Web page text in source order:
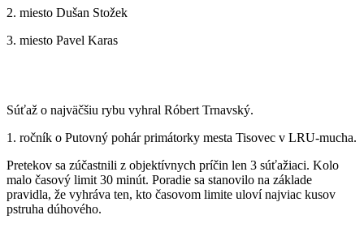
2. miesto Dušan Stožek
3. miesto Pavel Karas
Súťaž o najväčšiu rybu vyhral Róbert Trnavský.
1. ročník o Putovný pohár primátorky mesta Tisovec v LRU-mucha.
Pretekov sa zúčastnili z objektívnych príčin len 3 súťažiaci. Kolo
malo časový limit 30 minút. Poradie sa stanovilo na základe
pravidla, že vyhráva ten, kto časovom limite uloví najviac kusov
pstruha dúhového.